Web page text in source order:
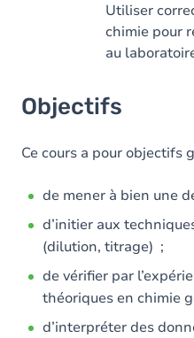
Utiliser
chimie pour
au
Objectifs
Ce cours a pour objectifs
de mener à bien une
d’initier aux
(dilution, titrage) ;
de vérifier par
théoriques en chimie
d’interpréter des